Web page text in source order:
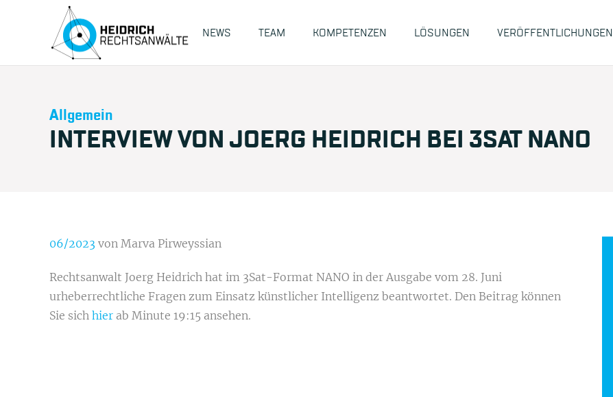
NEWS TEAM KOMPETENZEN LÖSUNGEN VERÖFFENTLICHUNGEN
Allgemein
INTERVIEW VON JOERG HEIDRICH BEI 3SAT NANO
06/2023 von Marva Pirweyssian
Rechtsanwalt Joerg Heidrich hat im 3Sat-Format NANO in der Ausgabe vom 28. Juni
urheberrechtliche Fragen zum Einsatz künstlicher Intelligenz beantwortet. Den Beitrag können
Sie sich hier ab Minute 19:15 ansehen.